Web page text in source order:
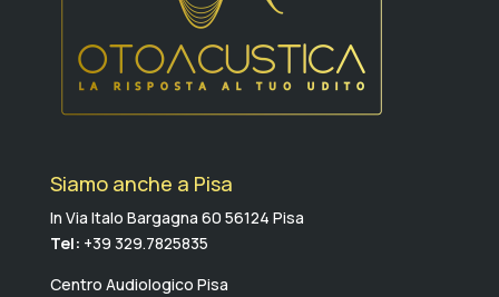
Siamo anche a Pisa
In Via Italo Bargagna 60 56124 Pisa
Tel: +39 329.7825835
Centro Audiologico Pisa